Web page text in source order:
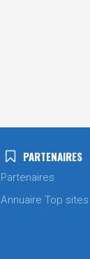
PARTENAIRES
Partenaires
Annuaire Top sites